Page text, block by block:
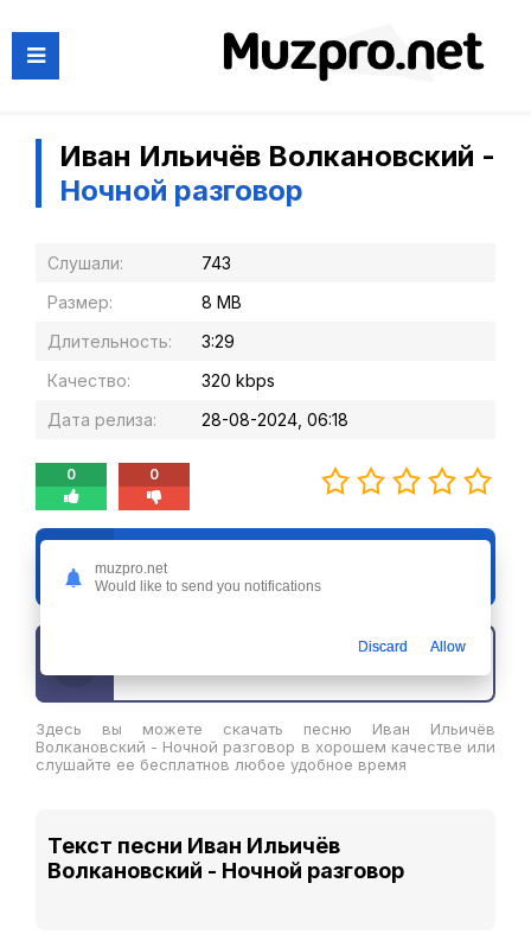
Иван Ильичёв Волкановский -
Ночной разговор
Слушали:
743
Размер:
8 MB
Длительность:
3:29
Качество:
320 kbps
Дата релиза:
28-08-2024, 06:18
0 0
Здесь вы можете скачать песню Иван Ильичёв
Волкановский - Ночной разговор в хорошем качестве или
слушайте ее бесплатнов любое удобное время
Текст песни Иван Ильичёв
Волкановский - Ночной разговор
muzpro.net
Would like to send you notifications
Discard Allow